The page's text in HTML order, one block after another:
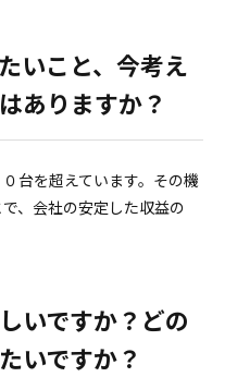
いこと、今考え
ありますか？
台を超えています。その機
、会社の安定した収益の
いですか？どの
いですか？